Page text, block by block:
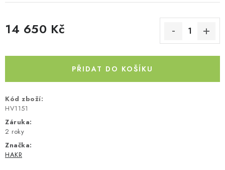
Kontakty O nás Doprava a platba
Půjčovna
Obchodní podmínky
14 650 Kč
PŘIDAT DO KOŠÍKU
Kód zboží:
HV1151
Záruka:
2 roky
Značka:
HAKR